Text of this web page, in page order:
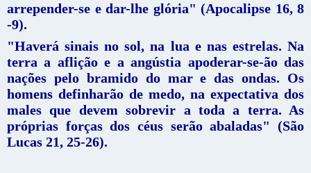
arrepender-se e dar-lhe glória" (Apocalipse 16, 8
-9).
"Haverá sinais no sol, na lua e nas estrelas. Na
terra a aflição e a angústia apoderar-se-ão das
nações pelo bramido do mar e das ondas. Os
homens definharão de medo, na expectativa dos
males que devem sobrevir a toda a terra. As
próprias forças dos céus serão abaladas" (São
Lucas 21, 25-26).